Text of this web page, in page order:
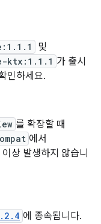
및
ktx:1.1.1 가 출시
인하세요.
를 확장할 때
에서
이상 발생하지 않습니
에 종속됩니다.